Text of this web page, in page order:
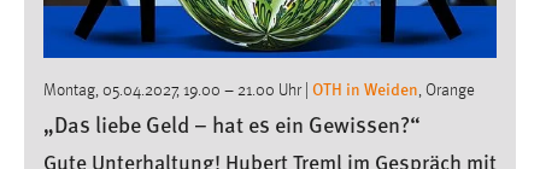
Montag, 05.04.2027, 19.00 – 21.00 Uhr| OTH in Weiden, Orange
Lounge | Veranstalter:
Institut für Nachhaltigkeit und Ethik
gemeinsam mit der KEB Neustadt-Weiden
„Das liebe Geld – hat es ein Gewissen?“
Gute Unterhaltung! Hubert Treml im Gespräch mit